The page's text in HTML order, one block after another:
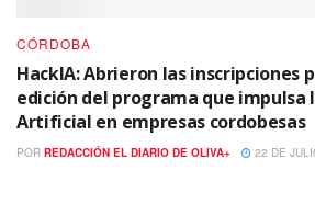
CÓRDOBA
HackIA: Abrieron las inscripciones
edición del programa que impulsa
Artificial en empresas cordobesas
POR REDACCIÓN EL DIARIO DE OLIVA+ 22 DE